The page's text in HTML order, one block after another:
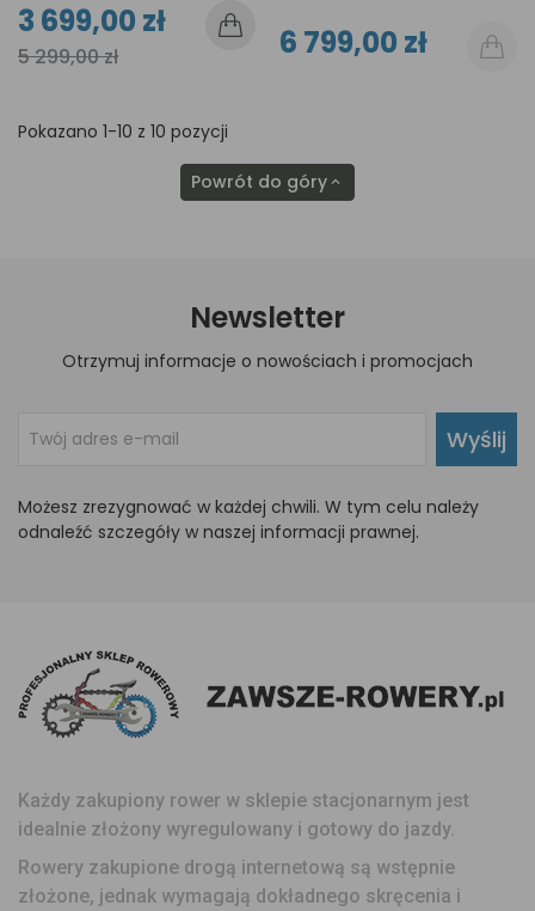
3 699,00 zł
5 299,00 zł 6 799,00 zł
Pokazano 1-10 z 10 pozycji
Powrót do góry 
Newsletter
Otrzymuj informacje o nowościach i promocjach
Wyślij
Możesz zrezygnować w każdej chwili. W tym celu należy
odnaleźć szczegóły w naszej informacji prawnej.
Każdy zakupiony rower w sklepie stacjonarnym jest
idealnie złożony wyregulowany i gotowy do jazdy.
Rowery zakupione drogą internetową są wstępnie
złożone, jednak wymagają dokładnego skręcenia i